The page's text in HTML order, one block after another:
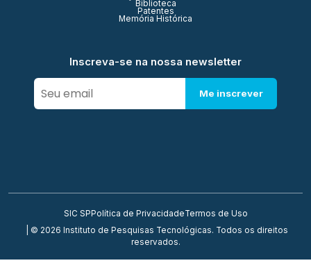
Biblioteca
Patentes
Memória Histórica
Inscreva-se na nossa newsletter
Me inscrever
SIC SP Política de PrivacidadeTermos de Uso
| © 2026 Instituto de Pesquisas Tecnológicas. Todos os direitos
reservados.